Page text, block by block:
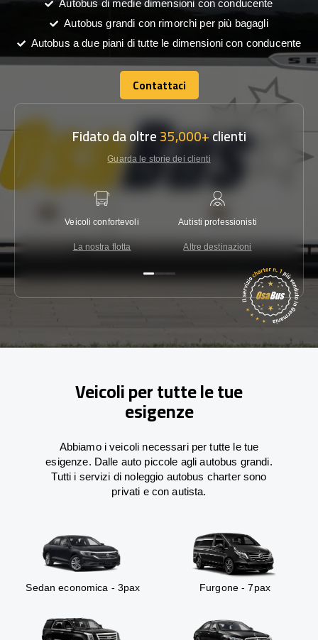
Autobus di medie dimensioni con conducente
Autobus grandi con rimorchi per più bagagli
Autobus a due piani di tutte le dimensioni con conducente
Contattaci
Contattaci
Fidato da oltre35,000+clienti
Guarda le storie dei clienti
Veicoli confortevoli
La nostra flotta
Autisti professionisti
Altre destinazioni
Veicoli per tutte le tue
esigenze
Abbiamo i veicoli necessari per tutte le tue
esigenze. Dalle auto piccole agli autobus grandi.
Tutti i servizi di noleggio autobus charter sono
privati e con autista.
Sedan economica - 3pax Furgone - 7pax